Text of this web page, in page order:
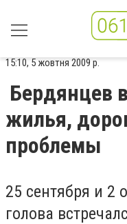
15:10, 5 жовтня 2009 р.
Бердянцев
жилья,
проблемы
25 сентября и 2
голова